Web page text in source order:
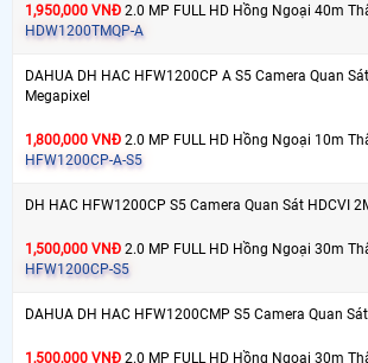
1,950,000 VNĐ 2.0 MP FULL HD Hồng Ngoại 40m
HDW1200TMQP-A
DAHUA DH HAC HFW1200CP A S5 Camera Quan
Megapixel
1,800,000 VNĐ 2.0 MP FULL HD Hồng Ngoại 10m
HFW1200CP-A-S5
DH HAC HFW1200CP S5 Camera Quan Sát HDCVI
1,500,000 VNĐ 2.0 MP FULL HD Hồng Ngoại 30m
HFW1200CP-S5
DAHUA DH HAC HFW1200CMP S5 Camera Quan
1,500,000 VNĐ 2.0 MP FULL HD Hồng Ngoại 30m